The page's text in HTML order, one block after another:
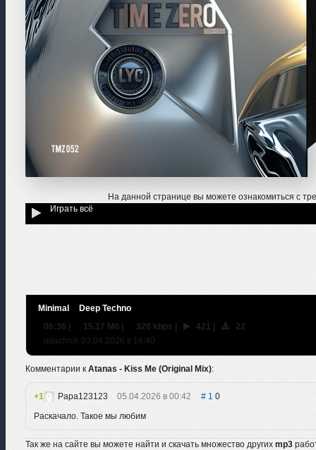
На данной странице вы можете ознакомиться с
Играть всё
Minimal
Deep Techno
06:36 | 15.17 Мб | 320 kbps | 421 |
22
udachnik 03.04.2026 в 16:40
Комментарии к Atanas - Kiss Me (Original Mix):
1 Papa123123 05.04.2026 в 00:42 1 0
Раскачало. Такое мы любим
Так же на сайте вы можете найти и скачать множество других mp3